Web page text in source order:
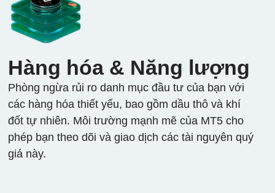
Hàng hóa & Năng lượng
Phòng ngừa rủi ro danh mục đầu tư của bạn với
các hàng hóa thiết yếu, bao gồm dầu thô và khí
đốt tự nhiên. Môi trường mạnh mẽ của MT5 cho
phép bạn theo dõi và giao dịch các tài nguyên quý
giá này.